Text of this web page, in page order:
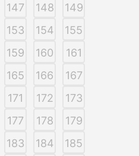
147 148
149
153 154
155
159 160
161
165 166
167
171 172
173
177 178
179
183 184
185